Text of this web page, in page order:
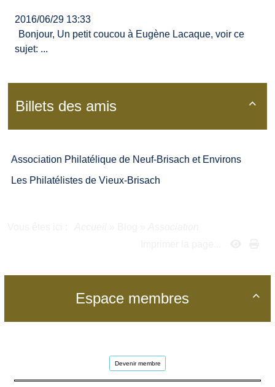
2016/06/29 13:33
Bonjour, Un petit coucou à Eugène Lacaque, voir ce
sujet: ...

Billets des amis
Association Philatélique de Neuf-Brisach et Environs
Les Philatélistes de Vieux-Brisach

Espace membres
Devenir membre